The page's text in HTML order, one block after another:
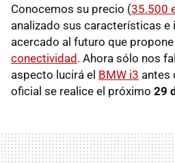
Conocemos su precio (35.500
analizado sus características e
acercado al futuro que
conectividad. Ahora sólo nos
aspecto lucirá el BMW i3 antes
oficial se realice el próximo 29